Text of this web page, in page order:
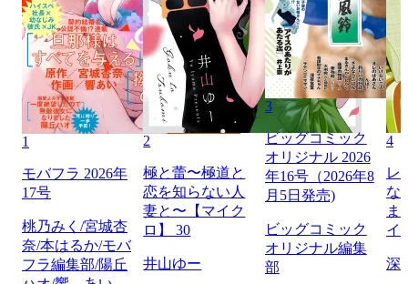
1
モバフラ 2026年
17号
桃乃みく/宮城杏
奈/本はるか/モバ
フラ編集部/陽丘
2
極と蕾〜極道と
恋を知らない人
妻と〜【マイク
ロ】 30
井山ゆー
3
ビッグコミック
オリジナル 2026
年16号（2026年8
月5日発売)
ビッグコミック
オリジナル編集
部
4
レ
な
ま
イ
深